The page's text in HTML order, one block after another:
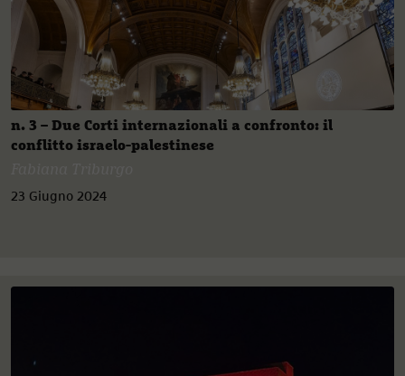
n. 3 – Due Corti internazionali a confronto: il
conflitto israelo-palestinese
23 Giugno 2024